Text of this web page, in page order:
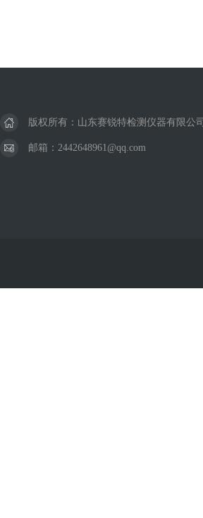
版权所有：山东赛锐特检测仪器有限公司
邮箱：2442648961@qq.com